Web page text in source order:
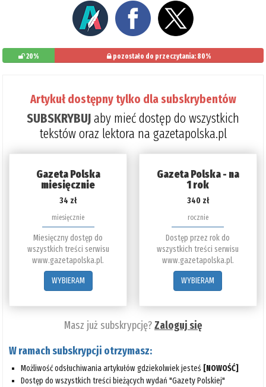
20% pozostało do przeczytania: 80%
Artykuł dostępny tylko dla subskrybentów
SUBSKRYBUJaby mieć dostęp do wszystkich
tekstów oraz lektora na gazetapolska.pl
Gazeta Polska
miesięcznie
34 zł
miesięcznie
Miesięczny dostęp do
wszystkich treści serwisu
www.gazetapolska.pl.
WYBIERAM
Gazeta Polska - na
1 rok
340 zł
rocznie
Dostęp przez rok do
wszystkich treści serwisu
www.gazetapolska.pl.
WYBIERAM
Masz już subskrypcję?Zaloguj się
W ramach subskrypcji otrzymasz:
Możliwość odsłuchiwania artykułów gdziekolwiek jesteś [NOWOŚĆ]
Dostęp do wszystkich treści bieżących wydań "Gazety Polskiej"